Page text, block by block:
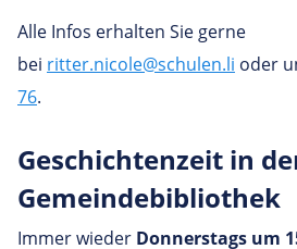
Alle Infos erhalten Sie gerne
bei ritter.nicole@schulen.li oder
76.
Geschich­ten­zeit in
Gemeindebibliothek
Immer wieder Donnerstags um